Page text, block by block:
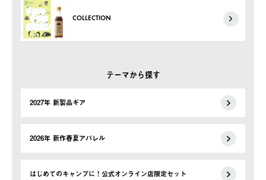
COLLECTION
テーマから探す
2027年 新製品ギア
2026年 新作春夏アパレル
はじめてのキャンプに！公式オンライン店限定セット